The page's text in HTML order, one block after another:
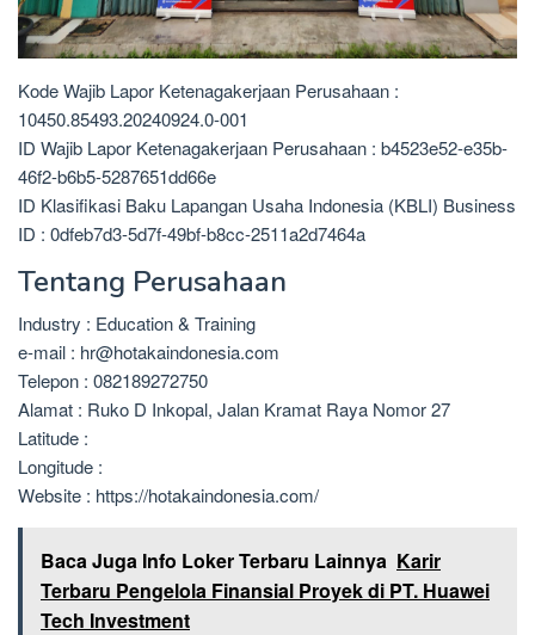
Kode Wajib Lapor Ketenagakerjaan Perusahaan :
10450.85493.20240924.0-001
ID Wajib Lapor Ketenagakerjaan Perusahaan : b4523e52-e35b-
46f2-b6b5-5287651dd66e
ID Klasifikasi Baku Lapangan Usaha Indonesia (KBLI) Business
ID : 0dfeb7d3-5d7f-49bf-b8cc-2511a2d7464a
Tentang Perusahaan
Industry : Education & Training
e-mail : hr@hotakaindonesia.com
Telepon : 082189272750
Alamat : Ruko D Inkopal, Jalan Kramat Raya Nomor 27
Latitude :
Longitude :
Website : https://hotakaindonesia.com/
Baca Juga Info Loker Terbaru Lainnya Karir
Terbaru Pengelola Finansial Proyek di PT. Huawei
Tech Investment